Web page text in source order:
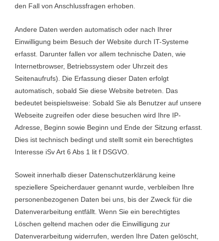
den Fall von Anschlussfragen erhoben.
Andere Daten werden automatisch oder nach Ihrer
Einwilligung beim Besuch der Website durch IT-Systeme
erfasst. Darunter fallen vor allem technische Daten, wie
Internetbrowser, Betriebssystem oder Uhrzeit des
Seitenaufrufs). Die Erfassung dieser Daten erfolgt
automatisch, sobald Sie diese Website betreten. Das
bedeutet beispielsweise: Sobald Sie als Benutzer auf unsere
Webseite zugreifen oder diese besuchen wird Ihre IP-
Adresse, Beginn sowie Beginn und Ende der Sitzung erfasst.
Dies ist technisch bedingt und stellt somit ein berechtigtes
Interesse iSv Art 6 Abs 1 lit f DSGVO.
Soweit innerhalb dieser Datenschutzerklärung keine
speziellere Speicherdauer genannt wurde, verbleiben Ihre
personenbezogenen Daten bei uns, bis der Zweck für die
Datenverarbeitung entfällt. Wenn Sie ein berechtigtes
Löschen geltend machen oder die Einwilligung zur
Datenverarbeitung widerrufen, werden Ihre Daten gelöscht,